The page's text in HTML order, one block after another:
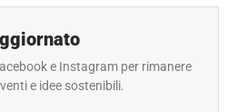
e Instagram per rimanere
e idee sostenibili.